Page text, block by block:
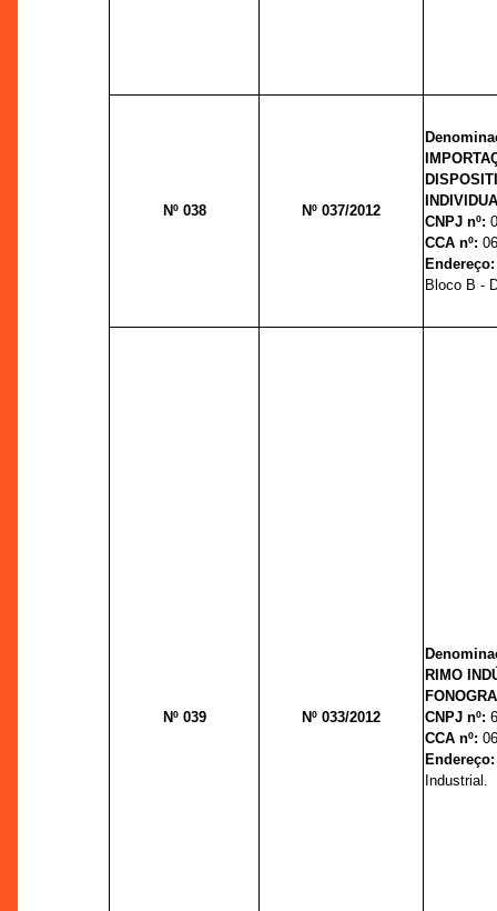
Nº 038 Nº 037/2012
CNPJ nº:
CCA nº:
Bloco B -
Nº 039 Nº 033/2012
RIMO
CNPJ nº:
CCA nº:
Industrial.